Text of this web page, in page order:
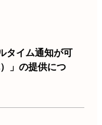
タイム通知が可
」の提供につ